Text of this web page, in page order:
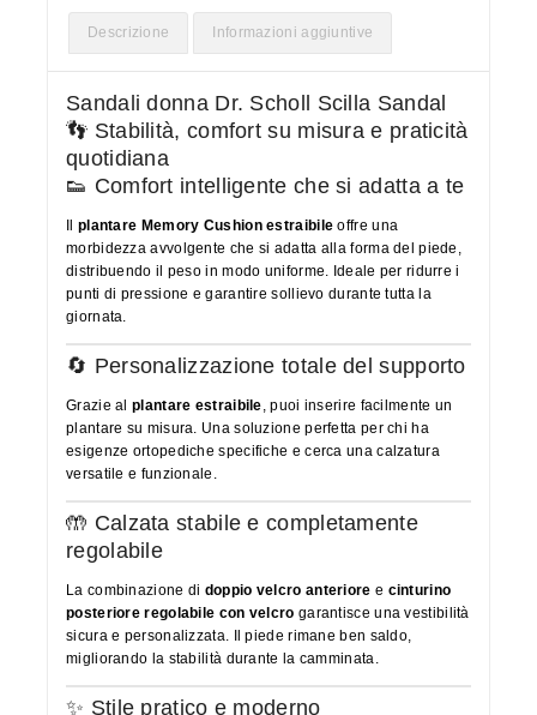
Descrizione Informazioni aggiuntive
Sandali donna Dr. Scholl Scilla Sandal
👣 Stabilità, comfort su misura e praticità
quotidiana
👟 Comfort intelligente che si adatta a te
Il plantare Memory Cushion estraibile offre una
morbidezza avvolgente che si adatta alla forma del piede,
distribuendo il peso in modo uniforme. Ideale per ridurre i
punti di pressione e garantire sollievo durante tutta la
giornata.
🔄 Personalizzazione totale del supporto
Grazie al plantare estraibile , puoi inserire facilmente un
plantare su misura. Una soluzione perfetta per chi ha
esigenze ortopediche specifiche e cerca una calzatura
versatile e funzionale.
🤲 Calzata stabile e completamente
regolabile
La combinazione di doppio velcro anteriore e cinturino
posteriore regolabile con velcro garantisce una vestibilità
sicura e personalizzata. Il piede rimane ben saldo,
migliorando la stabilità durante la camminata.
✨ Stile pratico e moderno